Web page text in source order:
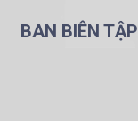
BAN BIÊN